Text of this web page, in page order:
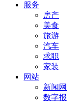
服务
房产
美食
旅游
汽车
求职
家装
网站
新闻网
数字报